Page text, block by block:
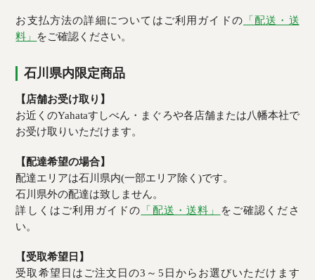
お支払方法の詳細についてはご利用ガイドの 「配送・送
料」 をご確認ください。
石川県内限定商品
【店舗お受け取り】
お近くのYahataすしべん・まぐろや各店舗または八幡本社で
お受け取りいただけます。
【配達希望の場合】
配達エリアは石川県内(一部エリア除く)です。
石川県外の配達は致しません。
詳しくはご利用ガイドの 「配送・送料」
をご確認くださ
い。
【受取希望日】
受取希望日はご注文日の3～5日からお選びいただけます